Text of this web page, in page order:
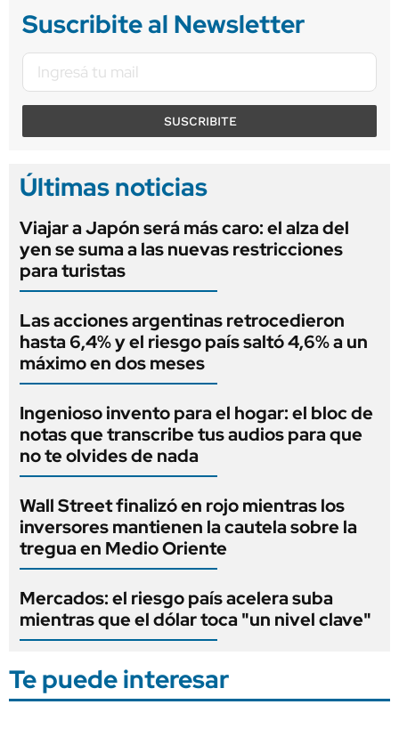
Suscribite al Newsletter
SUSCRIBITE
Últimas noticias
Viajar a Japón será más caro: el alza del
yen se suma a las nuevas restricciones
para turistas
Las acciones argentinas retrocedieron
hasta 6,4% y el riesgo país saltó 4,6% a un
máximo en dos meses
Ingenioso invento para el hogar: el bloc de
notas que transcribe tus audios para que
no te olvides de nada
Wall Street finalizó en rojo mientras los
inversores mantienen la cautela sobre la
tregua en Medio Oriente
Mercados: el riesgo país acelera suba
mientras que el dólar toca "un nivel clave"
Te puede interesar